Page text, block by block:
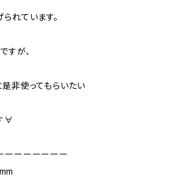
れています。
すが、
非使ってもらいたい
∀
ーーーーーーー